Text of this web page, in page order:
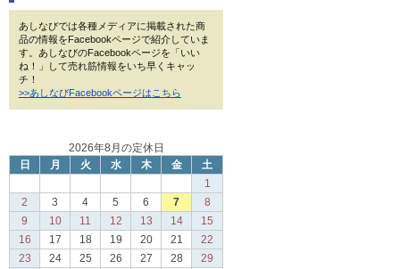
あしなびでは各種メディアに掲載された商
品の情報をFacebookページで紹介していま
す。あしなびのFacebookページを「いい
ね！」して売れ筋情報をいち早くキャッ
チ！
>>あしなびFacebookページはこちら
2026年8月の定休日
日
月 火 水 木 金
土
1
2
3 4 5 6 7
8
9
10 11 12 13 14
15
16
17 18 19 20 21
22
23
24 25 26 27 28
29